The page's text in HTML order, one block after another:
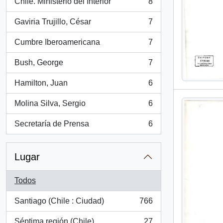
, 8 resultados
Gaviria Trujillo, César
, 7 resultados
7
Cumbre Iberoamericana
, 7 resultados
7
Bush, George
, 7 resultados
7
Hamilton, Juan
, 6 resultados
6
Molina Silva, Sergio
, 6 resultados
6
Secretaría de Prensa
, 6 resultados
6
Lugar
Todos
Santiago (Chile : Ciudad)
, 766 resultados
766
Séptima región (Chile) 27